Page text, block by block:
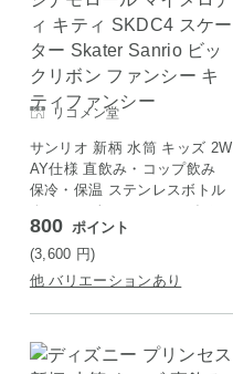
リコメン堂
サンリオ 新柄 水筒 キッズ 2W
AY仕様 直飲み・コップ飲み
保冷・保温 ステンレスボトル
クロミ シナモロール マイメロ
ディ キティ SKDC4 スケータ
ー Skater Sanrio ビックリボン
ファンシー キティファンシー
800 ポイント
(3,600 円)
他 バリエーションあり